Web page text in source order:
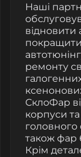
Наші
відновити
покращити
ремонту
СклоФар
корпуси
головного
також фар
Крім